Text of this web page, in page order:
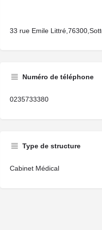
33 rue Emile
Numéro de téléphone
0235733380
Type de structure
Cabinet Médical